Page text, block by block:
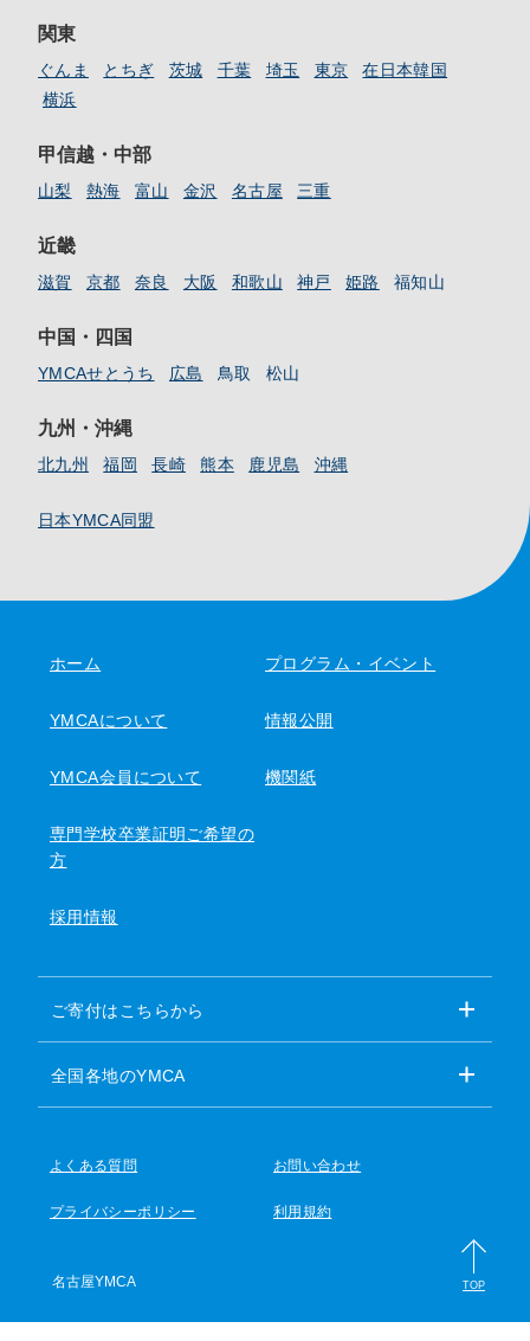
関東
ぐんま とちぎ 茨城 千葉 埼玉 東京
在日本韓国
横浜
甲信越・中部
山梨 熱海 富山 金沢 名古屋 三重
近畿
滋賀 京都 奈良 大阪 和歌山 神戸 姫路 福知山
中国・四国
YMCAせとうち 広島 鳥取 松山
九州・沖縄
北九州 福岡 長崎 熊本 鹿児島 沖縄
日本YMCA同盟
ホーム
YMCAについて
YMCA会員について
プログラム・イベント
情報公開
機関紙
専門学校卒業証明ご希望の
方
採用情報
ご寄付はこちらから
全国各地のYMCA
よくある質問 お問い合わせ
プライバシーポリシー 利用規約
名古屋YMCA TOP